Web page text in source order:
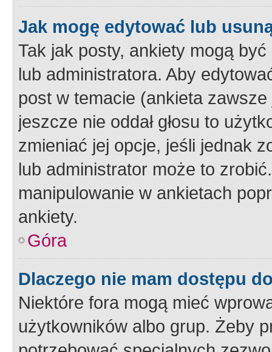
Jak mogę edytować lub
Tak jak posty, ankiety mogą
lub administratora. Aby
post w temacie (ankieta
jeszcze nie oddał głosu to
zmieniać jej opcje, jeśli jednak
lub administrator może to
manipulowanie w ankietach
ankiety.
Góra
Dlaczego nie mam dostępu
Niektóre fora mogą mieć
użytkowników albo grup. Żeby